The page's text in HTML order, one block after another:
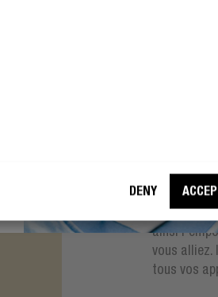
DENY
Le mini
ainsi
vous alliez.
tous vos